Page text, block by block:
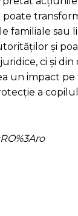
sau
și
ci și
un impact
a